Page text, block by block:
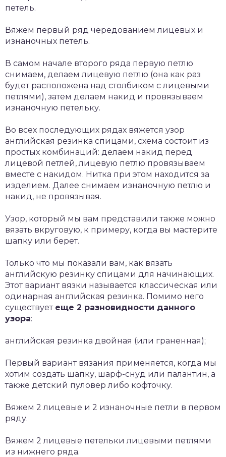
петель.
Вяжем первый ряд чередованием лицевых и
изнаночных петель.
В самом начале второго ряда первую петлю
снимаем, делаем лицевую петлю (она как раз
будет расположена над столбиком с лицевыми
петлями), затем делаем накид и провязываем
изнаночную петельку.
Во всех последующих рядах вяжется узор
английская резинка спицами, схема состоит из
простых комбинаций: делаем накид перед
лицевой петлей, лицевую петлю провязываем
вместе с накидом. Нитка при этом находится за
изделием. Далее снимаем изнаночную петлю и
накид, не провязывая.
Узор, который мы вам представили также можно
вязать вкруговую, к примеру, когда вы мастерите
шапку или берет.
Только что мы показали вам, как вязать
английскую резинку спицами для начинающих.
Этот вариант вязки называется классическая или
одинарная английская резинка. Помимо него
существует еще 2 разновидности данного
узора:
английская резинка двойная (или граненная);
Первый вариант вязания применяется, когда мы
хотим создать шапку, шарф-снуд или палантин, а
также детский пуловер либо кофточку.
Вяжем 2 лицевые и 2 изнаночные петли в первом
ряду.
Вяжем 2 лицевые петельки лицевыми петлями
из нижнего ряда.